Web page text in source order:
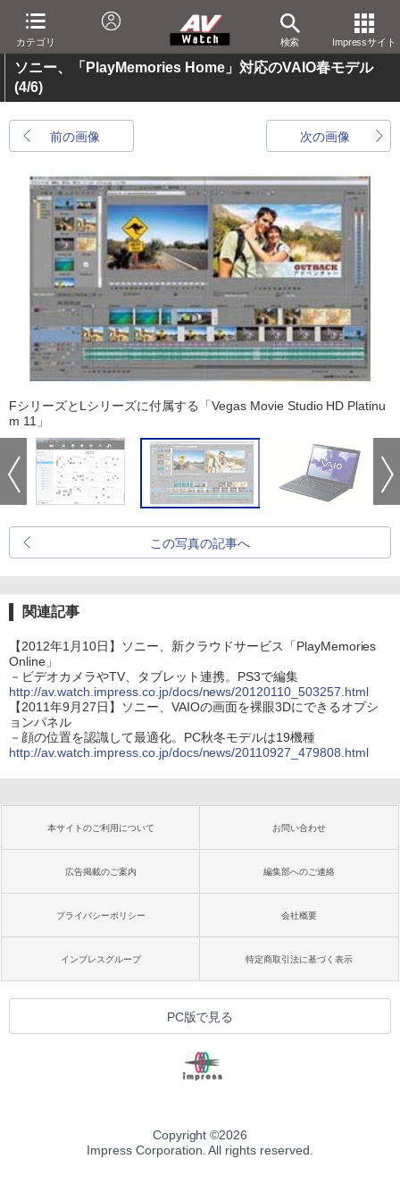
カテゴリ 検索 Impressサイト
ソニー、「PlayMemories Home」対応のVAIO春モデル
(4/6)
前の画像 次の画像
FシリーズとLシリーズに付属する「Vegas Movie Studio HD Platinu
m 11」
この写真の記事へ
関連記事
【2012年1月10日】ソニー、新クラウドサービス「PlayMemories
Online」
－ビデオカメラやTV、タブレット連携。PS3で編集
http://av.watch.impress.co.jp/docs/news/20120110_503257.html
【2011年9月27日】ソニー、VAIOの画面を裸眼3Dにできるオプシ
ョンパネル
－顔の位置を認識して最適化。PC秋冬モデルは19機種
http://av.watch.impress.co.jp/docs/news/20110927_479808.html
本サイトのご利用について お問い合わせ
広告掲載のご案内 編集部へのご連絡
プライバシーポリシー 会社概要
インプレスグループ 特定商取引法に基づく表示
PC版で見る
Copyright ©2026
Impress Corporation. All rights reserved.